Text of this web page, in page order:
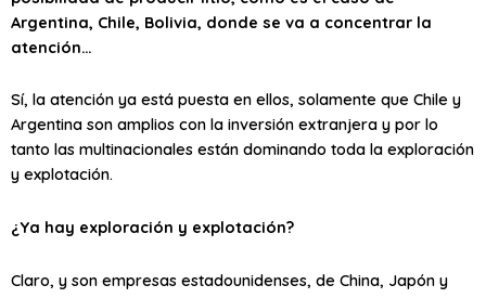
Argentina, Chile, Bolivia, donde se va a concentrar la
atención…
Sí, la atención ya está puesta en ellos, solamente que Chile y
Argentina son amplios con la inversión extranjera y por lo
tanto las multinacionales están dominando toda la exploración
y explotación.
¿Ya hay exploración y explotación?
Claro, y son empresas estadounidenses, de China, Japón y